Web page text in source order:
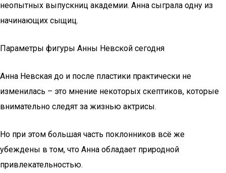
неопытных выпускниц академии. Анна сыграла одну из
начинающих сыщиц.
Параметры фигуры Анны Невской сегодня
Анна Невская до и после пластики практически не
изменилась – это мнение некоторых скептиков, которые
внимательно следят за жизнью актрисы.
Но при этом большая часть поклонников всё же
убеждены в том, что Анна обладает природной
привлекательностью.